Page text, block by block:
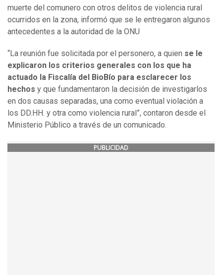
muerte del comunero con otros delitos de violencia rural
ocurridos en la zona, informó que se le entregaron algunos
antecedentes a la autoridad de la ONU
“La reunión fue solicitada por el personero, a quien se le
explicaron los criterios generales con los que ha
actuado la Fiscalía del BioBío para esclarecer los
hechos y que fundamentaron la decisión de investigarlos
en dos causas separadas, una como eventual violación a
los DD.HH. y otra como violencia rural”, contaron desde el
Ministerio Público a través de un comunicado.
PUBLICIDAD